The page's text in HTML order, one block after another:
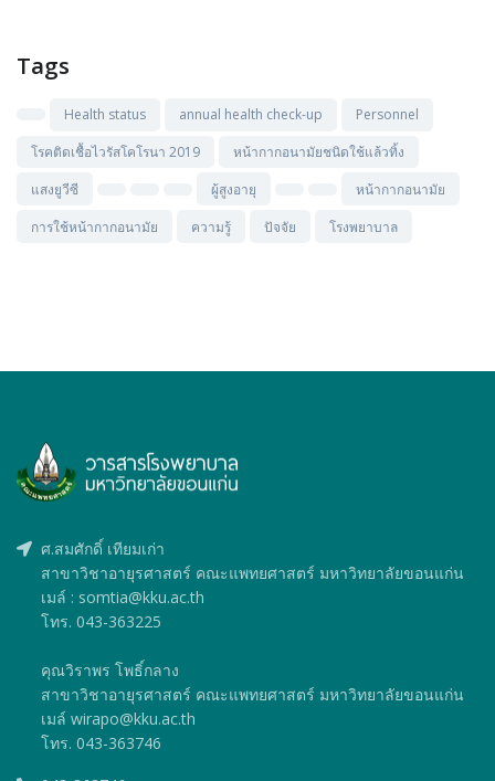
Tags
Health status annual health check-up
Personnel
โรคติดเชื้อไวรัสโคโรนา 2019
หน้ากากอนามัยชนิดใช้แล้วทิ้ง
แสงยูวีซี
ผู้สูงอายุ
หน้ากากอนามัย
การใช้หน้ากากอนามัย
ความรู้ ปัจจัย โรงพยาบาล
ศ.สมศักดิ์ เทียมเก่า
สาขาวิชาอายุรศาสตร์ คณะแพทยศาสตร์ มหาวิทยาลัยขอนแก่น
เมล์ : somtia@kku.ac.th
โทร. 043-363225
คุณวิราพร โพธิ์กลาง
สาขาวิชาอายุรศาสตร์ คณะแพทยศาสตร์ มหาวิทยาลัยขอนแก่น
เมล์ wirapo@kku.ac.th
โทร. 043-363746